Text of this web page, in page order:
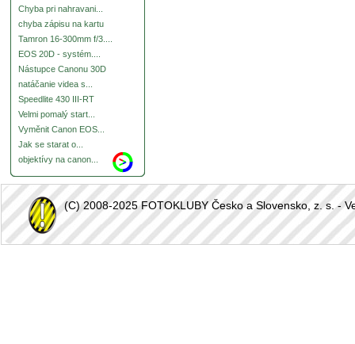
Chyba pri nahravani...
chyba zápisu na kartu
Tamron 16-300mm f/3....
EOS 20D - systém....
Nástupce Canonu 30D
natáčanie videa s...
Speedlite 430 III-RT
Velmi pomalý start...
Vyměnit Canon EOS...
Jak se starat o...
objektívy na canon...
(C) 2008-2025 FOTOKLUBY Česko a Slovensko, z. s. -